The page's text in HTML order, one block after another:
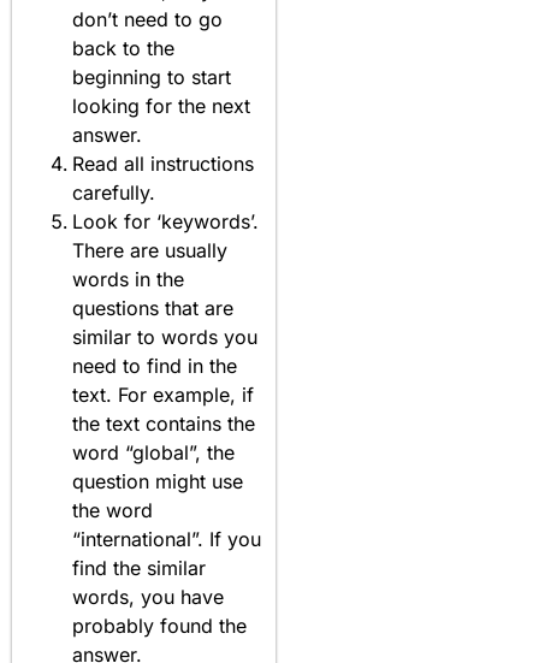
don’t need to go
back to the
beginning to start
looking for the next
answer.
Read all instructions
carefully.
Look for ‘keywords’.
There are usually
words in the
questions that are
similar to words you
need to find in the
text. For example, if
the text contains the
word “global”, the
question might use
the word
“international”. If you
find the similar
words, you have
probably found the
answer.